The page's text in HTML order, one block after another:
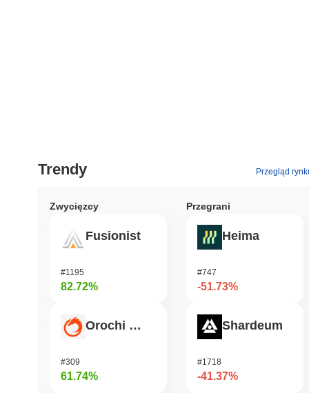
Trendy Przegląd
Zwycięzcy
Fusionist
#1195
82.72%
Orochi Network
#309
61.74%
Przegrani
Heima
#747
-51.73%
Shardeum
#1718
-41.37%